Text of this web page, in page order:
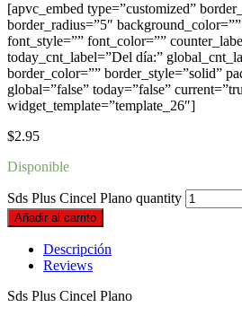
[apvc_embed type=”customized”
border_radius=”5″
font_style=”” font_color=””
today_cnt_label=”Del día:”
border_color=”” border_style=”solid”
global=”false” today=”false”
widget_template=”template_26″]
$2.95
Disponible
Sds Plus Cincel Plano quantity
Añadir al carrito
Descripción
Reviews
Sds Plus Cincel Plano